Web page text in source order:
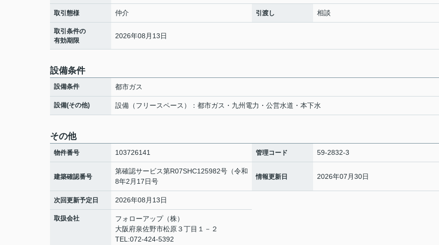
取引態様 仲介 引渡し 相談
取引条件の
有効期限
2026年08月13日
設備条件
設備条件 都市ガス
設備(その他) 設備（フリースペース）：都市ガス・九州電力・公営水道・本下水
その他
物件番号 103726141 管理コード 59-2832-3
建築確認番号
第確認サービス第R07SHC125982号（令和
8年2月17日号
情報更新日 2026年07月30日
次回更新予定日 2026年08月13日
取扱会社
フォローアップ（株）
大阪府泉佐野市松原３丁目１－２
TEL:072-424-5392